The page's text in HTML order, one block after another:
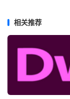
相关推荐